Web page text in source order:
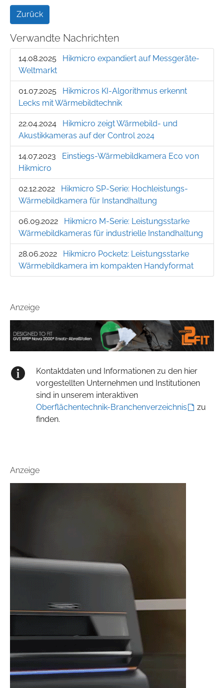
Zurück
Verwandte Nachrichten
14.08.2025
Hikmicro expandiert auf Messgeräte-
Weltmarkt
01.07.2025
Hikmicros KI-Algorithmus erkennt
Lecks mit Wärmebildtechnik
22.04.2024
Hikmicro zeigt Wärmebild- und
Akustikkameras auf der Control 2024
14.07.2023
Einstiegs-Wärmebildkamera Eco von
Hikmicro
02.12.2022
Hikmicro SP-Serie: Hochleistungs-
Wärmebildkamera für Instandhaltung
06.09.2022
Hikmicro M-Serie: Leistungsstarke
Wärmebildkameras für industrielle Instandhaltung
28.06.2022
Hikmicro Pocket2: Leistungsstarke
Wärmebildkamera im kompakten Handyformat
Anzeige
Kontaktdaten und Informationen zu den hier
vorgestellten Unternehmen und Institutionen
sind in unserem interaktiven
Oberflächentechnik-Branchenverzeichnis
zu
finden.
Anzeige